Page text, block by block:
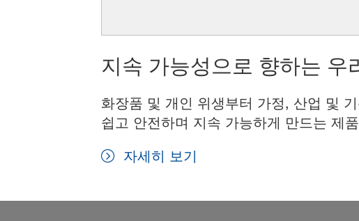
지속 가능성으로 향하는 우
화장품 및 개인 위생부터 가정, 산업 및
쉽고 안전하며 지속 가능하게 만드는 제
자세히 보기